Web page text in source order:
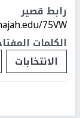
رابط قصير
75VW/
الكلمات
الانتخابات